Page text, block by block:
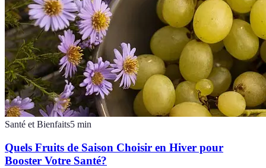
Santé et Bienfaits5 min
Quels Fruits de Saison Choisir en Hiver pour
Booster Votre Santé?